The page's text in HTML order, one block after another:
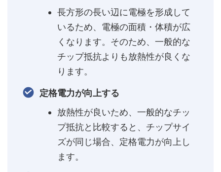
長方形の長い辺に電極を形成して
いるため、電極の面積・体積が広
くなります。そのため、一般的な
チップ抵抗よりも放熱性が良くな
ります。
定格電力が向上する
放熱性が良いため、一般的なチッ
プ抵抗と比較すると、チップサイ
ズが同じ場合、定格電力が向上し
ます。